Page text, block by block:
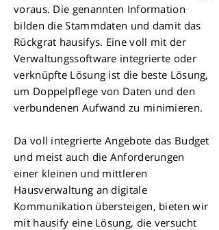
voraus. Die genannten Information
bilden die Stammdaten und damit das
Rückgrat hausifys. Eine voll mit der
Verwaltungssoftware integrierte oder
verknüpfte Lösung ist die beste Lösung,
um Doppelpflege von Daten und den
verbundenen Aufwand zu minimieren.
Da voll integrierte Angebote das Budget
und meist auch die Anforderungen
einer kleinen und mittleren
Hausverwaltung an digitale
Kommunikation übersteigen, bieten wir
mit hausify eine Lösung, die versucht